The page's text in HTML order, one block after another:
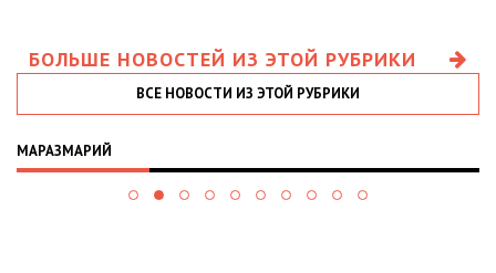
БОЛЬШЕ НОВОСТЕЙ ИЗ ЭТОЙ РУБРИКИ
ВСЕ НОВОСТИ ИЗ ЭТОЙ РУБРИКИ
МАРАЗМАРИЙ